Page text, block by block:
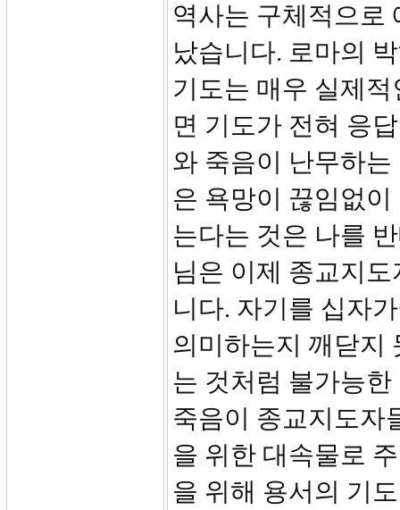
역사는 구체적으로
났습니다. 로마의
기도는 매우 실제
면 기도가 전혀 응
와 죽음이 난무하
은 욕망이 끊임없
는다는 것은 나를
님은 이제 종교지
니다. 자기를 십자
의미하는지 깨닫지
는 것처럼 불가능
죽음이 종교지도자
을 위한 대속물로
을 위해 용서의 기